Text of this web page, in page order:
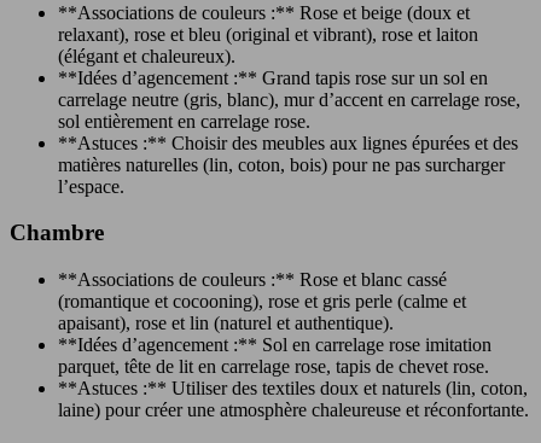
**Associations de couleurs :** Rose et beige (doux et
relaxant), rose et bleu (original et vibrant), rose et laiton
(élégant et chaleureux).
**Idées d’agencement :** Grand tapis rose sur un sol en
carrelage neutre (gris, blanc), mur d’accent en carrelage rose,
sol entièrement en carrelage rose.
**Astuces :** Choisir des meubles aux lignes épurées et des
matières naturelles (lin, coton, bois) pour ne pas surcharger
l’espace.
Chambre
**Associations de couleurs :** Rose et blanc cassé
(romantique et cocooning), rose et gris perle (calme et
apaisant), rose et lin (naturel et authentique).
**Idées d’agencement :** Sol en carrelage rose imitation
parquet, tête de lit en carrelage rose, tapis de chevet rose.
**Astuces :** Utiliser des textiles doux et naturels (lin, coton,
laine) pour créer une atmosphère chaleureuse et réconfortante.